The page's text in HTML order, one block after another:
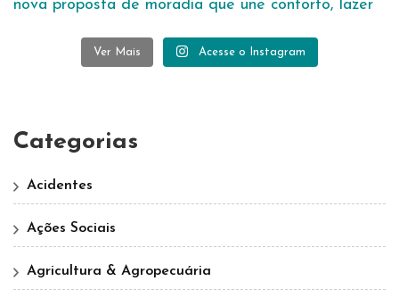
Ver Mais Acesse o Instagram
Categorias
Acidentes
Ações Sociais
Agricultura & Agropecuária